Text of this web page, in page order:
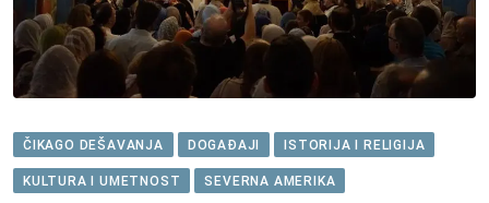
ČIKAGO DEŠAVANJA DOGAĐAJI ISTORIJA I RELIGIJA
KULTURA I UMETNOST SEVERNA AMERIKA